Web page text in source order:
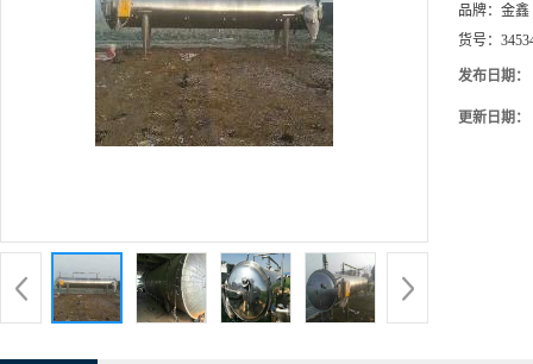
品牌： 金鑫
货号：
发布日期：
更新日期：